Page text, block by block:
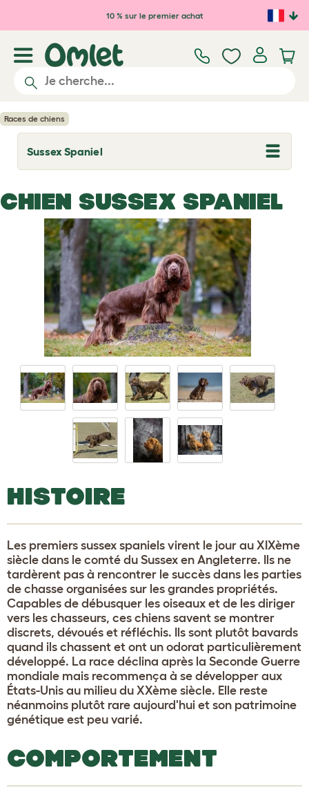
Passer au contenu principal
10 % sur le premier achat
Races de chiens
Sussex Spaniel
T
o
l
e
CHIEN SUSSEX SPANIEL
HISTOIRE
Les premiers sussex spaniels virent le jour au XIXème
siècle dans le comté du Sussex en Angleterre. Ils ne
tardèrent pas à rencontrer le succès dans les parties
de chasse organisées sur les grandes propriétés.
Capables de débusquer les oiseaux et de les diriger
vers les chasseurs, ces chiens savent se montrer
discrets, dévoués et réfléchis. Ils sont plutôt bavards
quand ils chassent et ont un odorat particulièrement
développé. La race déclina après la Seconde Guerre
mondiale mais recommença à se développer aux
États-Unis au milieu du XXème siècle. Elle reste
néanmoins plutôt rare aujourd'hui et son patrimoine
génétique est peu varié.
COMPORTEMENT